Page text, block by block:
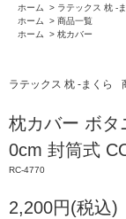
ホーム > ラテックス 枕 -
ホーム
> 商品一覧
ホーム
> 枕カバー
ラテックス 枕 -まくら
枕カバー ボタ
0cm 封筒式
RC-4770
2,200円(税込)